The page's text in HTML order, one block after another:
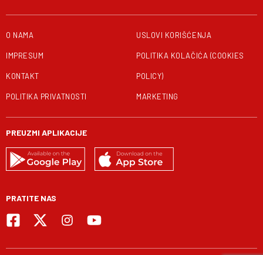
O NAMA
IMPRESUM
KONTAKT
POLITIKA PRIVATNOSTI
USLOVI KORIŠĆENJA
POLITIKA KOLAČIĆA (COOKIES
POLICY)
MARKETING
PREUZMI APLIKACIJE
PRATITE NAS